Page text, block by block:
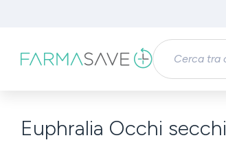
Passa alla navigazione principale
Euphralia Occhi secchi